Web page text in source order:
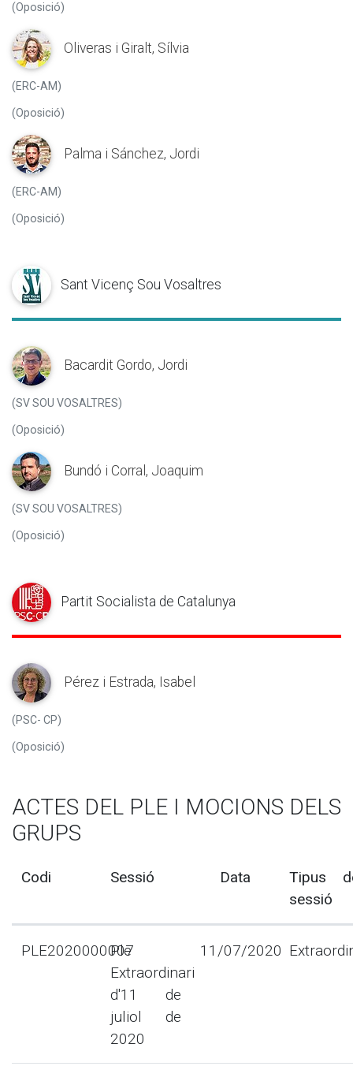
(Oposició)
Oliveras i Giralt, Sílvia
(ERC-AM)
(Oposició)
Palma i Sánchez, Jordi
(ERC-AM)
(Oposició)
Sant Vicenç Sou Vosaltres
Bacardit Gordo, Jordi
(SV SOU VOSALTRES)
(Oposició)
Bundó i Corral, Joaquim
(SV SOU VOSALTRES)
(Oposició)
Partit Socialista de Catalunya
Pérez i Estrada, Isabel
(PSC- CP)
(Oposició)
ACTES DEL PLE I MOCIONS DELS
GRUPS
Codi Sessió Data
Tipus
sessió
PLE2020000007
Ple
Extraordinari
d'11 de
juliol de
2020
11/07/2020